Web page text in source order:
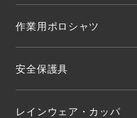
作業用ポロシャツ
安全保護具
レインウェア・カッパ